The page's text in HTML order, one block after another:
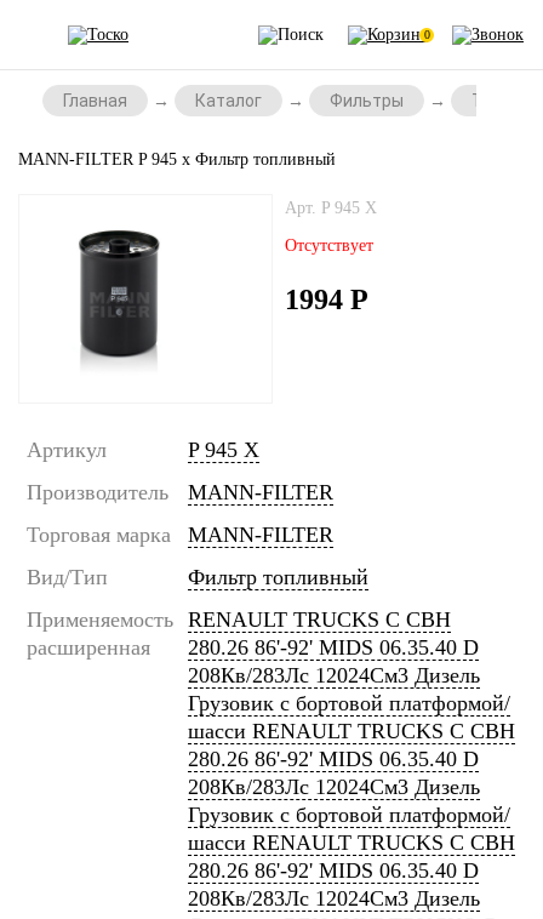
0
Главная Каталог Фильтры
MANN-FILTER P 945 x Фильтр топливный
Арт. P 945 X
Отсутствует
1994 Р
Артикул
P 945 X
Производитель
MANN-FILTER
Торговая марка
MANN-FILTER
Вид/Тип
Фильтр топливный
Применяемость
расширенная
RENAULT TRUCKS C CBH
280.26 86'-92' MIDS 06.35.40 D
208Кв/283Лс 12024См3 Дизель
Грузовик c бортовой платформой/
шасси RENAULT TRUCKS C CBH
280.26 86'-92' MIDS 06.35.40 D
208Кв/283Лс 12024См3 Дизель
Грузовик c бортовой платформой/
шасси RENAULT TRUCKS C CBH
280.26 86'-92' MIDS 06.35.40 D
208Кв/283Лс 12024См3 Дизель